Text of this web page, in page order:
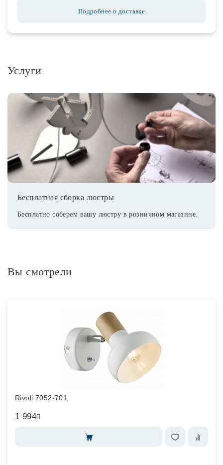
Подробнее о доставке
Услуги
Бесплатная сборка люстры
Бесплатно соберем вашу люстру в розничном магазине.
Вы смотрели
Rivoli 7052-701
1 994